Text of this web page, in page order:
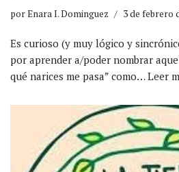
porEnara I. Dominguez 3 de febrero
Es curioso (y muy lógico y
por aprender a/poder nombrar
qué narices me pasa” como…Leer